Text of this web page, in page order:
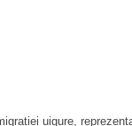
uigure,